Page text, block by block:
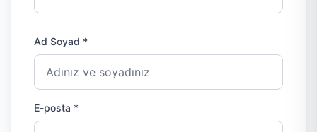
Ad Soyad *
E-posta *